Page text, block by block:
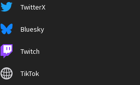
TwitterX
Bluesky
Twitch
TikTok